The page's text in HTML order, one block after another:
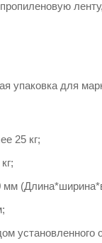
для
25 кг;
мм
установленного